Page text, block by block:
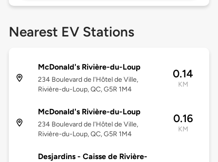
Nearest EV Stations
McDonald's Rivière-du-Loup
234 Boulevard de l'Hôtel de Ville,
Rivière-du-Loup, QC, G5R 1M4
0.14
KM
McDonald's Rivière-du-Loup
234 Boulevard de l'Hôtel de Ville,
Rivière-du-Loup, QC, G5R 1M4
0.16
KM
Desjardins - Caisse de Rivière-